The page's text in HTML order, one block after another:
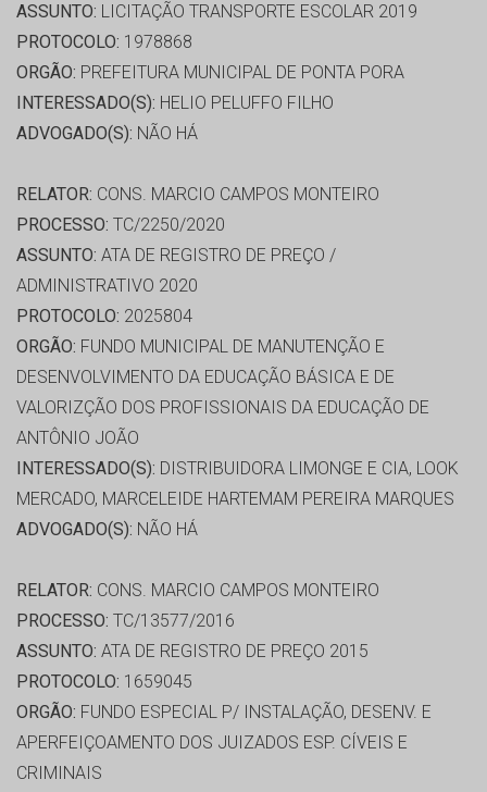
ASSUNTO: LICITAÇÃO TRANSPORTE ESCOLAR 2019
PROTOCOLO: 1978868
ORGÃO: PREFEITURA MUNICIPAL DE PONTA PORA
INTERESSADO(S): HELIO PELUFFO FILHO
ADVOGADO(S): NÃO HÁ
RELATOR: CONS. MARCIO CAMPOS MONTEIRO
PROCESSO: TC/2250/2020
ASSUNTO: ATA DE REGISTRO DE PREÇO /
ADMINISTRATIVO 2020
PROTOCOLO: 2025804
ORGÃO: FUNDO MUNICIPAL DE MANUTENÇÃO E
DESENVOLVIMENTO DA EDUCAÇÃO BÁSICA E DE
VALORIZÇÃO DOS PROFISSIONAIS DA EDUCAÇÃO DE
ANTÔNIO JOÃO
INTERESSADO(S): DISTRIBUIDORA LIMONGE E CIA, LOOK
MERCADO, MARCELEIDE HARTEMAM PEREIRA MARQUES
ADVOGADO(S): NÃO HÁ
RELATOR: CONS. MARCIO CAMPOS MONTEIRO
PROCESSO: TC/13577/2016
ASSUNTO: ATA DE REGISTRO DE PREÇO 2015
PROTOCOLO: 1659045
ORGÃO: FUNDO ESPECIAL P/ INSTALAÇÃO, DESENV. E
APERFEIÇOAMENTO DOS JUIZADOS ESP. CÍVEIS E
CRIMINAIS